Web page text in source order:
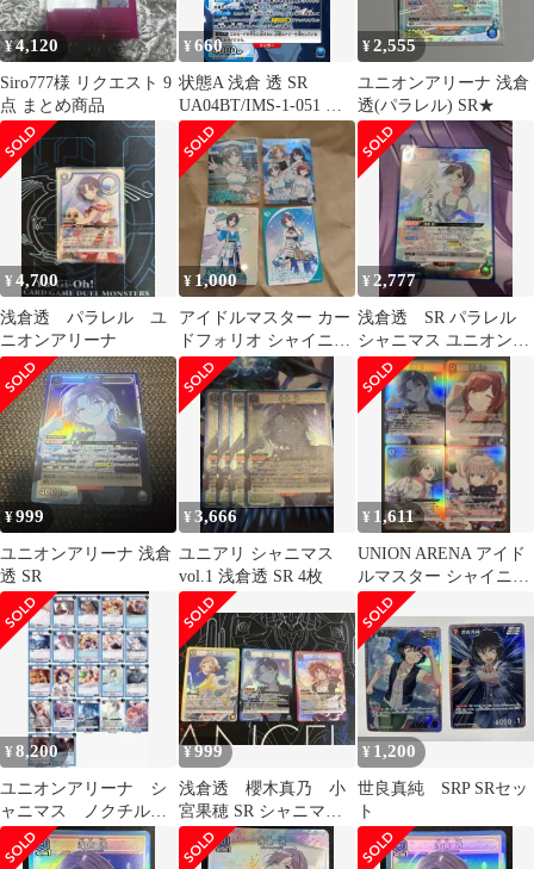
¥4,120
Siro777様 リクエスト 9
点 まとめ商品
¥660
状態A 浅倉 透 SR
UA04BT/IMS-1-051 ユ
ニオンアリーナ UNION
ARENA ユニアリ
¥2,555
ユニオンアリーナ 浅倉
透(パラレル) SR★
¥4,700
浅倉透 パラレル ユ
ニオンアリーナ
¥ 1,000
アイドルマスター カー
ドフォリオ シャイニー
カラーズ Vol.2 浅倉透
¥2,777
浅倉透 SR パラレル
シャニマス ユニオンア
リーナ
¥999
ユニオンアリーナ 浅倉
透 SR
¥3,666
ユニアリ シャニマス
vol.1 浅倉透 SR 4枚
¥ 1,611
UNION ARENA アイド
ルマスター シャイニー
カラーズ SR 4枚セット
¥8,200
ユニオンアリーナ シ
ャニマス ノクチル
構築済みデッキ 拡張
パーツ付き
¥999
浅倉透 櫻木真乃 小
宮果穂 SR シャニマス
ユニオンアリーナ
¥ 1,200
世良真純 SRP SRセッ
ト